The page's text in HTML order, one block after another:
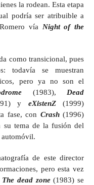
la rodean. Esta etapa
podría ser atribuible a
vía Night of the
como transicional, pues
todavía se muestran
pero ya no son el
(1983), Dead
y eXistenZ(1999)
fase, con Crash(1996)
su tema de la fusión del
automóvil.
de este director
pero esta vez
The dead zone(1983) se